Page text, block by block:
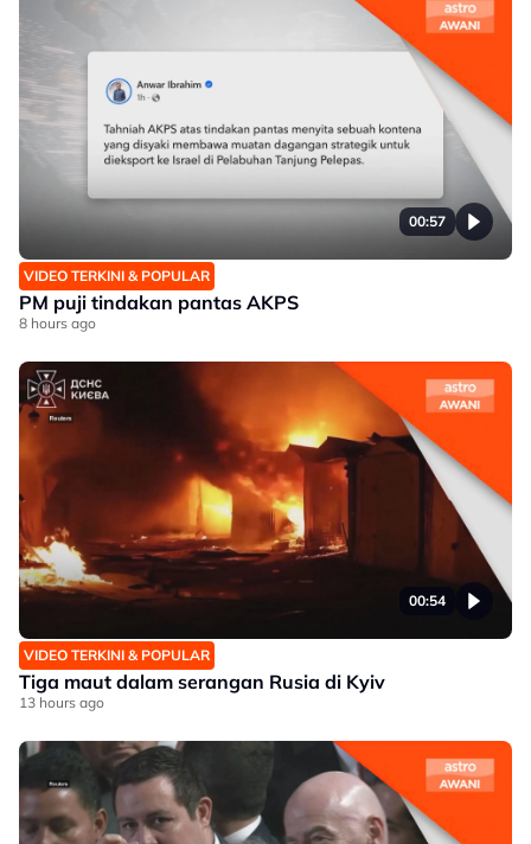
00:57
VIDEO TERKINI & POPULAR
PM puji tindakan pantas AKPS
8 hours ago
00:54
VIDEO TERKINI & POPULAR
Tiga maut dalam serangan Rusia di Kyiv
13 hours ago